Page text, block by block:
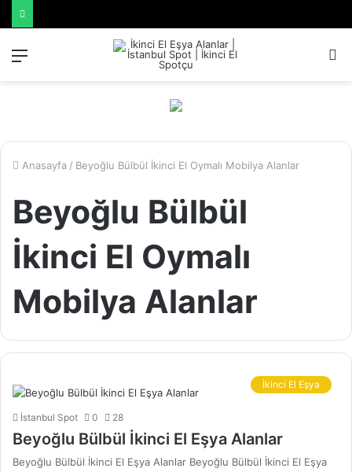
Anasayfa / Beyoğlu Bülbül İkinci El Oymalı Mobilya Alanlar
Beyoğlu Bülbül
İkinci El Oymalı
Mobilya Alanlar
İkinci El Eşya
İstanbul Spot 0 28
Beyoğlu Bülbül İkinci El Eşya Alanlar
Beyoğlu Bülbül İkinci El Eşya Alanlar Beyoğlu Bülbül İkinci El Eşya